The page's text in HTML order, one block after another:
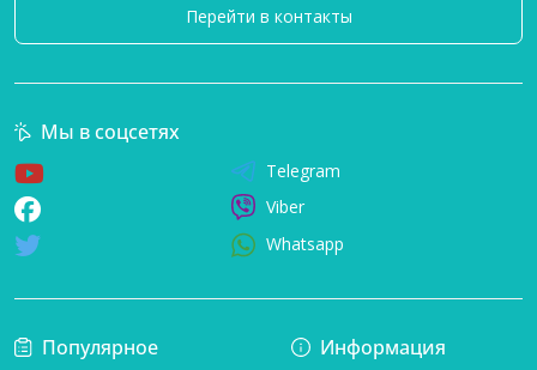
Перейти в контакты
Популярное Информация
Мы в соцсетях
Telegram
Viber
Whatsapp